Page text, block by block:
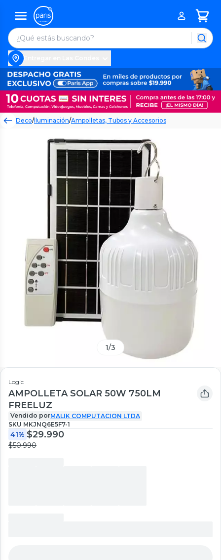
Deco/Iluminación/Ampolletas, Tubos y Accesorios
1/3
Logic
AMPOLLETA SOLAR 50W 750LM
FREELUZ
Vendido porMALIK COMPUTACION LTDA
SKU MKJNQ6E5F7-1
41% $29.990
$50.990